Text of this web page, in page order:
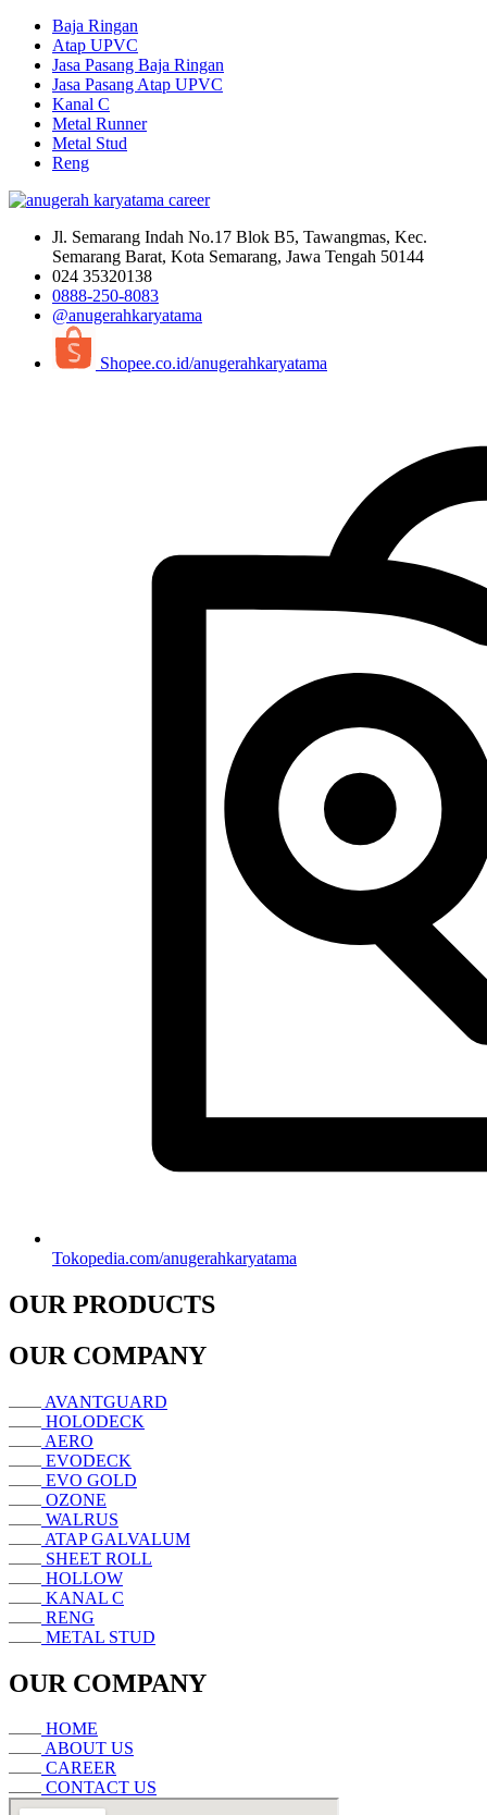
Baja Ringan
Atap UPVC
Jasa Pasang Baja Ringan
Jasa Pasang Atap UPVC
Kanal C
Metal Runner
Metal Stud
Reng
Jl. Semarang Indah No.17 Blok B5, Tawangmas, Kec.
Semarang Barat, Kota Semarang, Jawa Tengah 50144
024 35320138
0888-250-8083
@anugerahkaryatama
Shopee.co.id/anugerahkaryatama
Tokopedia.com/anugerahkaryatama
OUR PRODUCTS
OUR COMPANY
AVANTGUARD
HOLODECK
AERO
EVODECK
EVO GOLD
OZONE
WALRUS
ATAP GALVALUM
SHEET ROLL
HOLLOW
KANAL C
RENG
METAL STUD
OUR COMPANY
HOME
ABOUT US
CAREER
CONTACT US